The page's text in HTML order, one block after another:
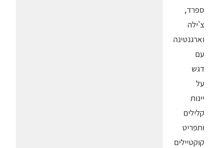
ספרד,
צ'ילה
וארגנטינה
עם
דגש
על
יינות
קלילים
ותפריט
קוקטיילים